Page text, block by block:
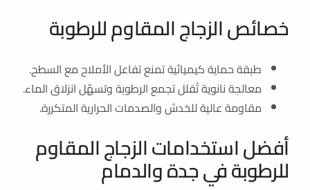
خصائص الزجاج المقاوم للرطوبة
طبقة حماية كيميائية تمنع تفاعل الأملاح مع السطح.
معالجة نانوية تُقلل تجمع الرطوبة وتسهّل انزلاق الماء.
مقاومة عالية للخدش والصدمات الحرارية المتكررة.
أفضل استخدامات الزجاج المقاوم
للرطوبة في جدة والدمام